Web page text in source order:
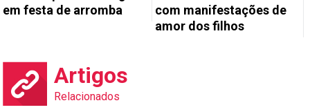
em festa de arromba
com manifestações de
amor dos filhos
Artigos
Relacionados